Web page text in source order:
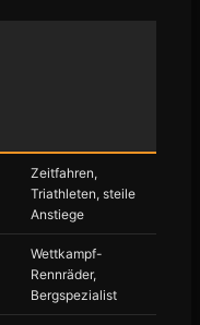
Zeitfahren,
Triathleten, steile
Anstiege
Wettkampf-
Rennräder,
Bergspezialist